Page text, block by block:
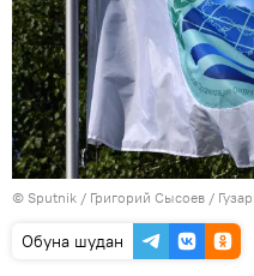
© Sputnik / Григорий Сысоев /
Обуна шудан